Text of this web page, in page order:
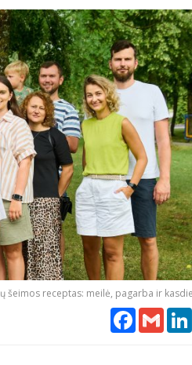
šeimos receptas: meilė, pagarba ir
Facebook
Gmail